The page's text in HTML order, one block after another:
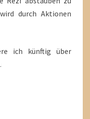
durch Aktionen
ich künftig über